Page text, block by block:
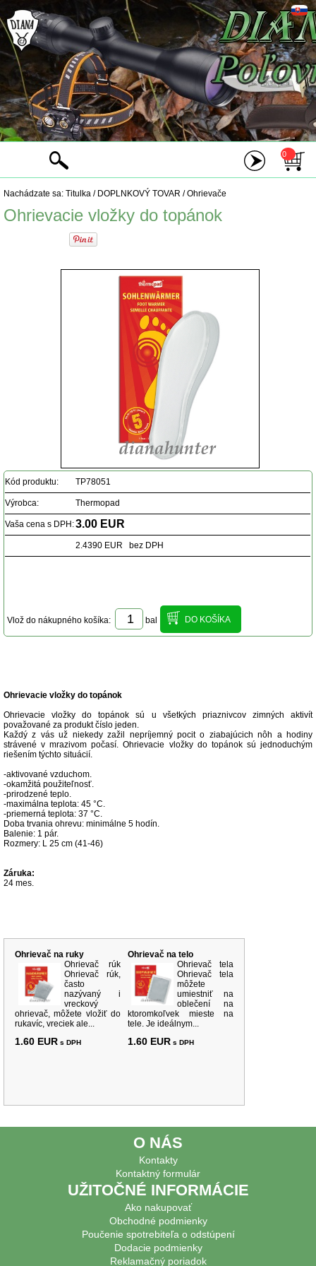
0
Nachádzate sa: Titulka / DOPLNKOVÝ TOVAR /Ohrievače
Ohrievacie vložky do topánok
Kód produktu: TP78051
Výrobca: Thermopad
Vaša cena s DPH:3.00 EUR
2.4390 EUR bez DPH
Vlož do nákupného košíka: bal
Ohrievacie vložky do topánok
Ohrievacie vložky do topánok sú u všetkých priaznivcov zimných aktivít
považované za produkt číslo jeden.
Každý z vás už niekedy zažil nepríjemný pocit o ziabajúcich nôh a hodiny
strávené v mrazivom počasí. Ohrievacie vložky do topánok sú jednoduchým
riešením týchto situácií.
-aktivované vzduchom.
-okamžitá použiteľnosť.
-prirodzené teplo.
-maximálna teplota: 45 °C.
-priemerná teplota: 37 °C.
Doba trvania ohrevu: minimálne 5 hodín.
Balenie: 1 pár.
Rozmery: L 25 cm (41-46)
Záruka:
24 mes.
Ohrievač na ruky
Ohrievač rúk
Ohrievač rúk,
často
nazývaný i
vreckový
ohrievač, môžete vložiť do
rukavíc, vreciek ale...
1.60 EUR s DPH
Ohrievač na telo
Ohrievač tela
Ohrievač tela
môžete
umiestniť na
oblečení na
ktoromkoľvek mieste na
tele. Je ideálnym...
1.60 EUR s DPH
O NÁS
Kontakty
Kontaktný formulár
UŽITOČNÉ INFORMÁCIE
Ako nakupovať
Obchodné podmienky
Poučenie spotrebiteľa o odstúpení
Dodacie podmienky
Reklamačný poriadok